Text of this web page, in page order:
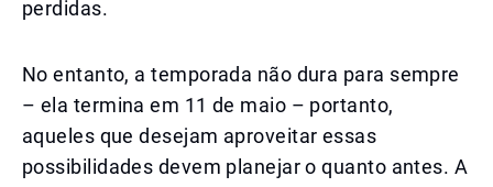
perdidas.
No entanto, a temporada não dura para sempre
– ela termina em 11 de maio – portanto,
aqueles que desejam aproveitar essas
possibilidades devem planejar o quanto antes. A